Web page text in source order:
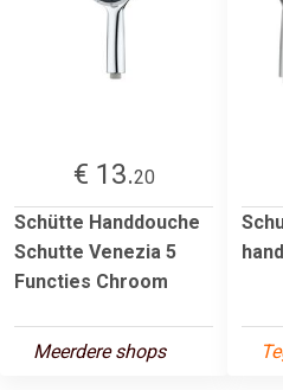
€ 13.20
Schütte Handdouche
Schutte Venezia 5
Functies Chroom
Meerdere shops